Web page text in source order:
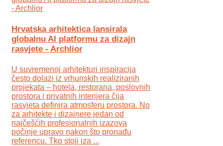
Hrvatska arhitektica lansirala
globalnu AI platformu za dizajn
rasvjete - Archlior
U suvremenoj arhitekturi inspiracija
često dolazi iz vrhunskih realiziranih
projekata – hotela, restorana, poslovnih
prostora i privatnih interijera čija
rasvjeta definira atmosferu prostora. No
za arhitekte i dizajnere jedan od
najčešćih profesionalnih izazova
počinje upravo nakon što pronađu
referencu. Tko stoji iza ...